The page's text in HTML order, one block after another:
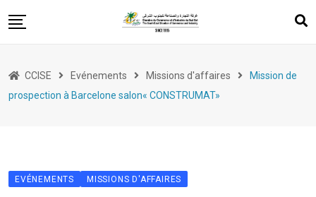
to
Appui à l’export
Législations
CCISE Evénements Missions d'affaires
Mission de
prospection à Barcelone salon« CONSTRUMAT»
EVÉNEMENTS MISSIONS D'AFFAIRES